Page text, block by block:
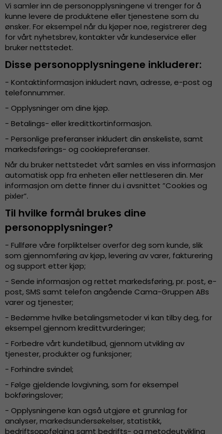
Vi samler inn de personopplysningene vi trenger for å
kunne levere de produktene eller tjenestene som du
ønsker. For eksempel når du kjøper noe, registrerer deg
for vårt nyhetsbrev, kontakter vår kundeservice eller
bruker nettstedet.
Disse personopplysningene inkluderer:
- Kontaktinformasjon inkludert navn, adresse, e-post og
telefonnummer.
- Opplysninger om dine kjøp.
- Betalings- eller kredittkortinformasjon.
- Personlige preferanser inkludert din ønskeliste, samt
markedsførings- og cookiepreferanser.
Når du bruker nettstedet vårt samles en viss informasjon
automatisk opp fra enheten eller nettleseren din. Mer
informasjon om dette finner du i avsnittet ”Cookies og
pixler”.
Til hvilke formål brukes dine
personopplysninger?
- Fullføre våre forpliktelser overfor deg som kunde, slik
som gjennomføring av kjøp, levering av varer, fakturering
og support etter kjøp;
- Sende informasjon og rettet markedsføring, pr. post, e-
post, SMS samt telefon angående Cama-Gruppen ABs
varer og tjenester;
- Bedømme hvilke betalingsmetoder vi kan tilby deg, for
eksempel gjennom kredittvurderinger;
- Forbedre vårt kundetilbud, gjennom utvikling av
tjenester, produkter og funksjoner;
- Forhindre svindel;
- Følge gjeldende lovgivning, som for eksempel
bokføringslover;
- Opplysningene kan også utgjøre et grunnlag for
analyser, markedsundersøkelser, statistikk,
bedriftsoppfølging samt bedrifts- og metodeutvikling